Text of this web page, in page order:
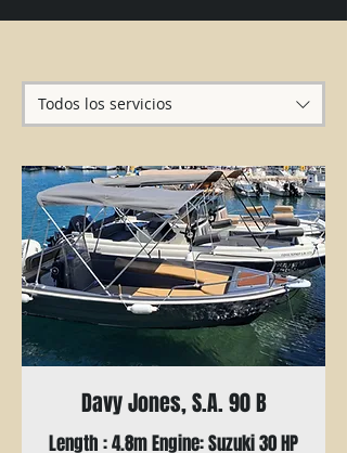
Todos los servicios
Davy Jones, S.A. 90 B
Length : 4.8m Engine: Suzuki 30 HP